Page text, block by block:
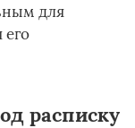
для
его
расписку